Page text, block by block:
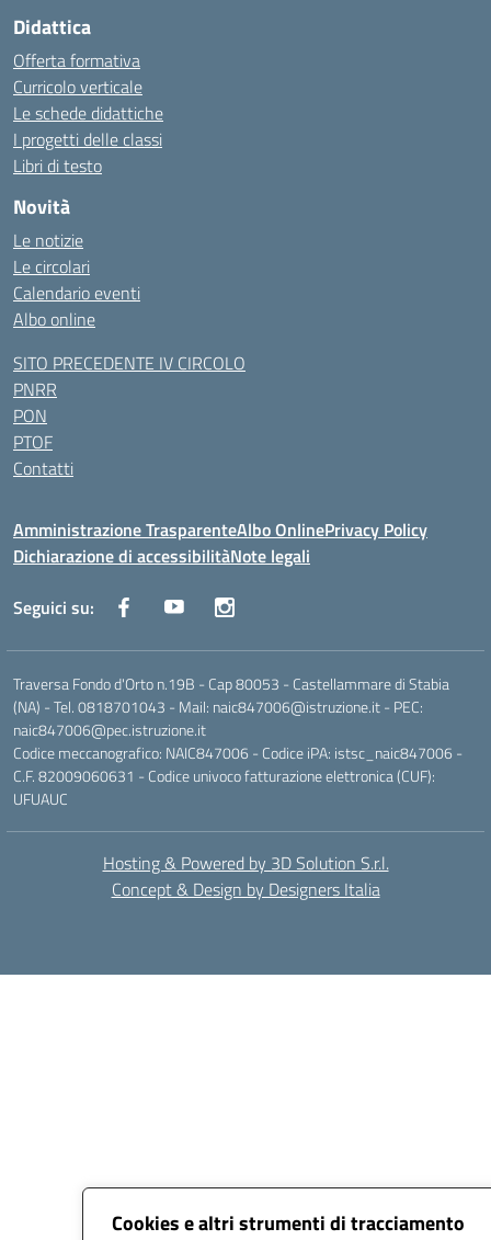
Cookies e altri strumenti di tracciamento
Didattica
Offerta formativa
Curricolo verticale
Le schede didattiche
I progetti delle classi
Libri di testo
Novità
Le notizie
Le circolari
Calendario eventi
Albo online
SITO PRECEDENTE IV CIRCOLO
PNRR
PON
PTOF
Contatti
Amministrazione TrasparenteAlbo OnlinePrivacy Policy
Dichiarazione di accessibilitàNote legali
Seguici su:
Traversa Fondo d'Orto n.19B - Cap 80053 - Castellammare di Stabia
(NA) - Tel. 0818701043 - Mail: naic847006@istruzione.it - PEC:
naic847006@pec.istruzione.it
Codice meccanografico: NAIC847006 - Codice iPA: istsc_naic847006 -
C.F. 82009060631 - Codice univoco fatturazione elettronica (CUF):
UFUAUC
Hosting & Powered by 3D Solution S.r.l.
Concept & Design by Designers Italia